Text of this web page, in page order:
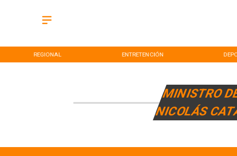
REGIONAL ENTRETENCIÓN
MINISTRO
NICOLÁS